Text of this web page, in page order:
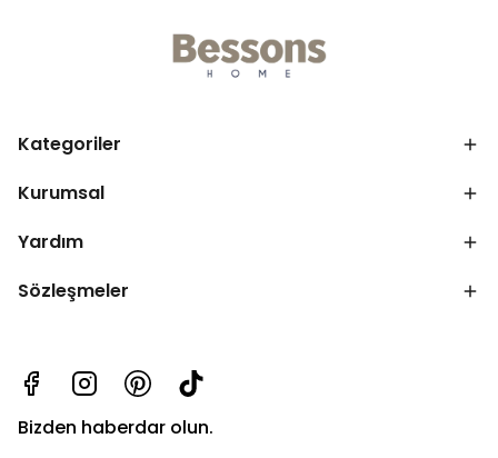
Kategoriler
Kurumsal
Yardım
Sözleşmeler
Bizden haberdar olun.